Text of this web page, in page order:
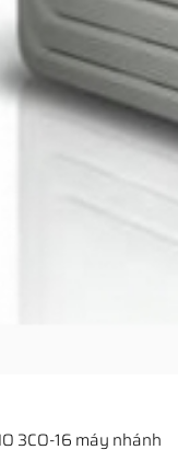
3CO-16 máy nhánh